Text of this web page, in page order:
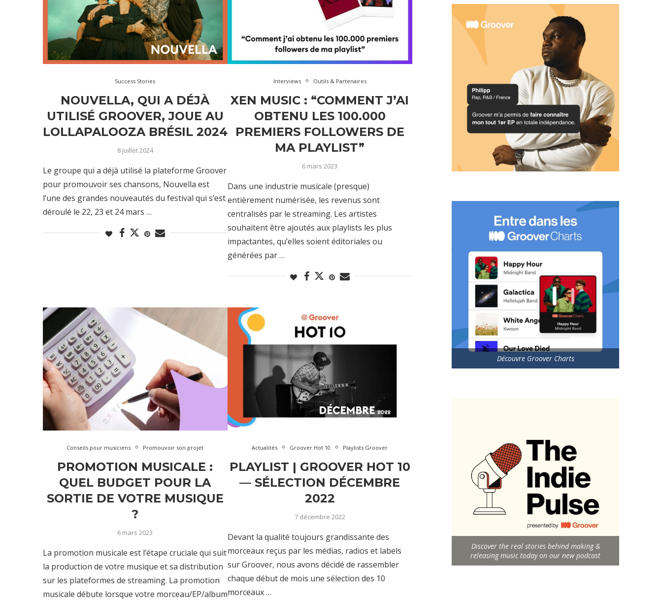
Success Stories
NOUVELLA, QUI A DÉJÀ
UTILISÉ GROOVER, JOUE AU
LOLLAPALOOZA BRÉSIL 2024
8 juillet 2024
Le groupe qui a déjà utilisé la plateforme Groover
pour promouvoir ses chansons, Nouvella est
l’une des grandes nouveautés du festival qui s’est
déroulé le 22, 23 et 24 mars …
Interviews Outils & Partenaires
XEN MUSIC : “COMMENT J’AI
OBTENU LES 100.000
PREMIERS FOLLOWERS DE
MA PLAYLIST”
6 mars 2023
Dans une industrie musicale (presque)
entièrement numérisée, les revenus sont
centralisés par le streaming. Les artistes
souhaitent être ajoutés aux playlists les plus
impactantes, qu’elles soient éditoriales ou
générées par …
Conseils pour musiciens Promouvoir son projet
PROMOTION MUSICALE :
QUEL BUDGET POUR LA
SORTIE DE VOTRE MUSIQUE
?
6 mars 2023
La promotion musicale est l’étape cruciale qui suit
la production de votre musique et sa distribution
sur les plateformes de streaming. La promotion
musicale débute lorsque votre morceau/EP/album
Actualités Groover Hot 10 Playlists Groover
PLAYLIST | GROOVER HOT 10
— SÉLECTION DÉCEMBRE
2022
7 décembre 2022
Devant la qualité toujours grandissante des
morceaux reçus par les médias, radios et labels
sur Groover, nous avons décidé de rassembler
chaque début de mois une sélection des 10
morceaux …
Découvre Groover Charts
Discover the real stories behind making &
releasing music today on our new podcast